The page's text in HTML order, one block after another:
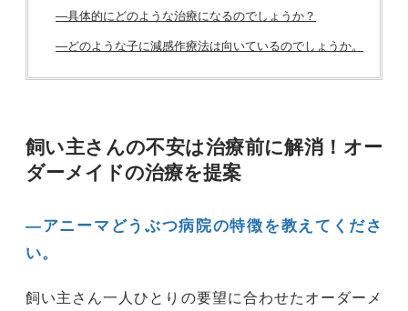
―具体的にどのような治療になるのでしょうか？
―どのような子に減感作療法は向いているのでしょうか。
飼い主さんの不安は治療前に解消！オー
ダーメイドの治療を提案
―アニーマどうぶつ病院の特徴を教えてくださ
い。
飼い主さん一人ひとりの要望に合わせたオーダーメ